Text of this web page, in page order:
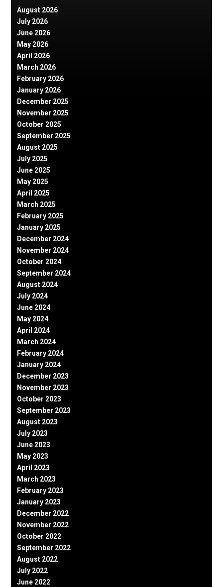
August 2026
July 2026
June 2026
May 2026
April 2026
March 2026
February 2026
January 2026
December 2025
November 2025
October 2025
September 2025
August 2025
July 2025
June 2025
May 2025
April 2025
March 2025
February 2025
January 2025
December 2024
November 2024
October 2024
September 2024
August 2024
July 2024
June 2024
May 2024
April 2024
March 2024
February 2024
January 2024
December 2023
November 2023
October 2023
September 2023
August 2023
July 2023
June 2023
May 2023
April 2023
March 2023
February 2023
January 2023
December 2022
November 2022
October 2022
September 2022
August 2022
July 2022
June 2022